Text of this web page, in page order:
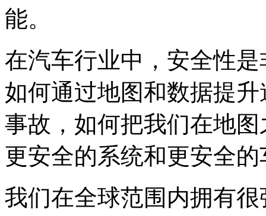
能。
在汽车行业中，安全性
如何通过地图和数据提
事故，如何把我们在地
更安全的系统和更安全的
我们在全球范围内拥有